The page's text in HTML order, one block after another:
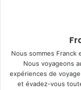
Nous sommes Franck
Nous voyageons
expériences de
et évadez-vous